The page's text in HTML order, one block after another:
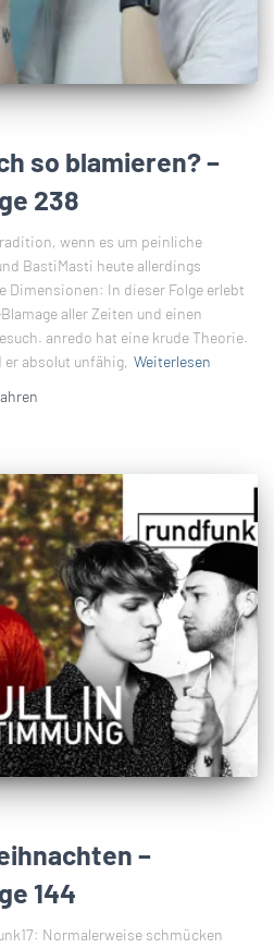
so blamieren? –
238
wenn es um peinliche
BastiMasti heute allerdings
Dimensionen: In dieser Folge erlebt
aller Zeiten und einen
anredo hat eine krude Theorie.
absolut unfähig, Weiterlesen
–
144
Normalerweise schmücken